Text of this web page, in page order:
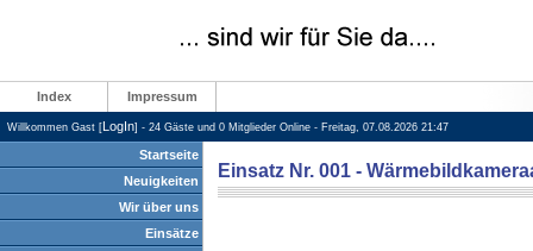
Index Impressum
Willkommen Gast [LogIn] - 24 Gäste und 0 Mitglieder Online - Freitag, 07.08.2026 21:47
Startseite
Neuigkeiten
Wir über uns
Einsätze
Einsatz Nr. 001 -